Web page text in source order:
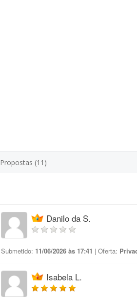
Propostas (11)
Danilo da S.
Submetido: 11/06/2026 às 17:41 | Oferta:
Isabela L.